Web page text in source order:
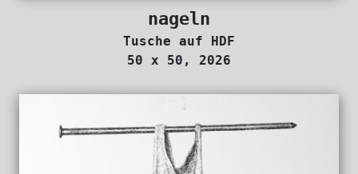
nageln
Tusche auf HDF
50 x 50, 2026